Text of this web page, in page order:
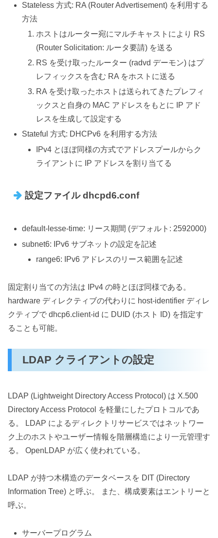
Stateless 方式: RA (Router Advertisement) を利用する
方法
ホストはルーター宛にマルチキャストにより RS
(Router Solicitation: ルータ要請) を送る
RS を受け取ったルーター (radvd デーモン) はプ
レフィックスを含む RA をホストに送る
RA を受け取ったホストは送られてきたプレフィ
ックスと自身の MAC アドレスをもとに IP アド
レスを生成して設定する
Stateful 方式: DHCPv6 を利用する方法
IPv4 とほぼ同様の方式でアドレスプールからク
ライアントに IP アドレスを割り当てる
設定ファイル dhcpd6.conf
default-lesse-time: リース期間 (デフォルト: 2592000)
subnet6: IPv6 サブネットの設定を記述
range6: IPv6 アドレスのリース範囲を記述
固定割り当ての方法は IPv4 の時とほぼ同様である。
hardware ディレクティブの代わりに host-identifier ディレ
クティブで dhcp6.client-id に DUID (ホスト ID) を指定す
ることも可能。
LDAP クライアントの設定
LDAP (Lightweight Directory Access Protocol) は X.500
Directory Access Protocol を軽量にしたプロトコルであ
る。 LDAP によるディレクトリサービスではネットワー
ク上のホストやユーザー情報を階層構造により一元管理す
る。 OpenLDAP が広く使われている。
LDAP が持つ木構造のデータベースを DIT (Directory
Information Tree) と呼ぶ。 また、構成要素はエントリーと
呼ぶ。
サーバープログラム